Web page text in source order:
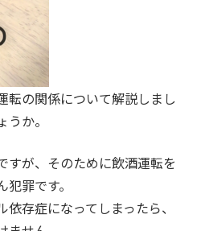
転の関係について解説しまし
か。
すが、そのために飲酒運転を
罪です。
存症になってしまったら、